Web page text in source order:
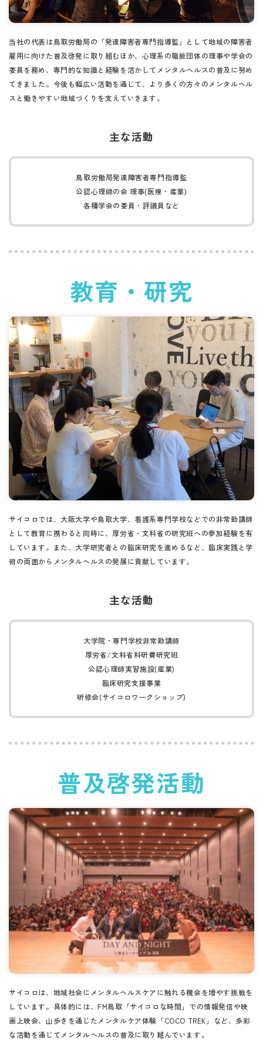
当社の代表は鳥取労働局の「発達障害者専門指導監」として地域の障害者
雇用に向けた普及啓発に取り組むほか、心理系の職能団体の理事や学会の
委員を務め、専門的な知識と経験を活かしてメンタルヘルスの普及に努め
てきました。今後も幅広い活動を通じて、より多くの方々のメンタルヘル
スと働きやすい地域づくりを支えていきます。
主な活動
鳥取労働局発達障害者専門指導監
公認心理師の会 理事(医療・産業)
各種学会の委員・評議員など
教育・研究
サイコロでは、大阪大学や鳥取大学、看護系専門学校などでの非常勤講師
として教育に携わると同時に、厚労省・文科省の研究班への参加経験を有
しています。また、大学研究者との臨床研究を進めるなど、臨床実践と学
術の両面からメンタルヘルスの発展に貢献しています。
主な活動
大学院・専門学校非常勤講師
厚労省/文科省科研費研究班
公認心理師実習施設(産業)
臨床研究支援事業
研修会(サイコロワークショップ)
普及啓発活動
サイコロは、地域社会にメンタルヘルスケアに触れる機会を増やす挑戦を
しています。具体的には、FM鳥取「サイコロな時間」での情報発信や映
画上映会、山歩きを通じたメンタルケア体験「COCO TREK」など、多彩
な活動を通じてメンタルヘルスの普及に取り組んでいます。